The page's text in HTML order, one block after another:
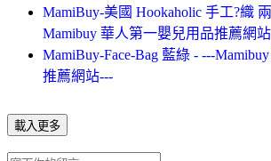
MamiBuy-美國 Hookaholic 手工?織
Mamibuy 華人第一嬰兒用品推薦網
MamiBuy-Face-Bag 藍綠 - ---
推薦網站---
載入更多